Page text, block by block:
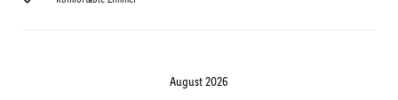
August 2026